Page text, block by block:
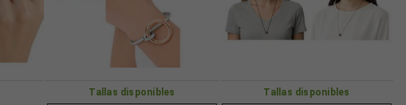
Tallas disponibles
Tallas disponibles